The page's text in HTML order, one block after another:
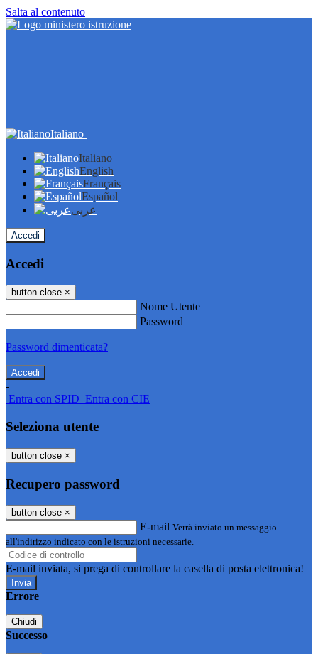
Salta al contenuto
Italiano
Italiano
English
Français
Español
عربى
Accedi
Accedi
button close ×
Nome Utente
Password
Password dimenticata?
-
Entra con SPID Entra con CIE
Seleziona utente
button close ×
Recupero password
button close ×
E-mail Verrà inviato un messaggio
all'indirizzo indicato con le istruzioni necessarie.
E-mail inviata, si prega di controllare la casella di posta elettronica!
Errore
Chiudi
Successo